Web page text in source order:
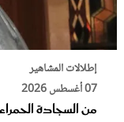
إطلالات المشاهير
07 أغسطس 2026